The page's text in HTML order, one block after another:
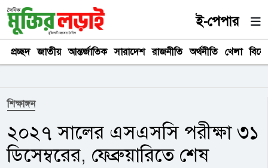
ই-পেপার
প্রচ্ছদ জাতীয় আন্তর্জাতিক সারাদেশ রাজনীতি অর্থনীতি খেলা
শিক্ষাঙ্গন
২০২৭ সালের এসএসসি পরীক্ষা ৩১
ডিসেম্বরের, ফেব্রুয়ারিতে শেষ